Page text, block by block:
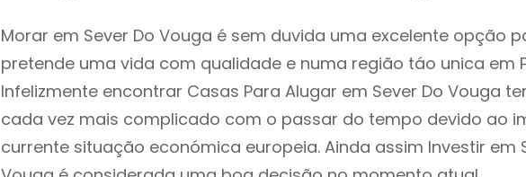
Morar em Sever Do Vouga é sem duvida uma excelente opção
pretende uma vida com qualidade e numa região táo unica em
Infelizmente encontrar Casas Para Alugar em Sever Do Vouga
cada vez mais complicado com o passar do tempo devido ao
currente situação económica europeia. Ainda assim Investir em